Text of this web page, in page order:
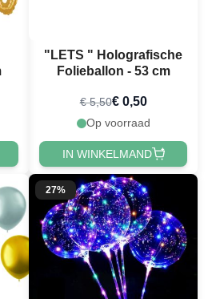
"LETS " Holografische
Folieballon - 53 cm
€ 5,50€ 0,50
Op voorraad
IN WINKELMAND
27%